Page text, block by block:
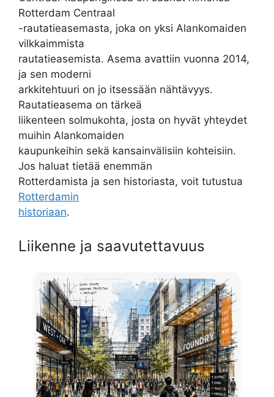
Rotterdam Centraal
-rautatieasemasta, joka on yksi Alankomaiden
vilkkaimmista
rautatieasemista. Asema avattiin vuonna 2014,
ja sen moderni
arkkitehtuuri on jo itsessään nähtävyys.
Rautatieasema on tärkeä
liikenteen solmukohta, josta on hyvät yhteydet
muihin Alankomaiden
kaupunkeihin sekä kansainvälisiin kohteisiin.
Jos haluat tietää enemmän
Rotterdamista ja sen historiasta, voit tutustua
Rotterdamin
historiaan.
Liikenne ja saavutettavuus